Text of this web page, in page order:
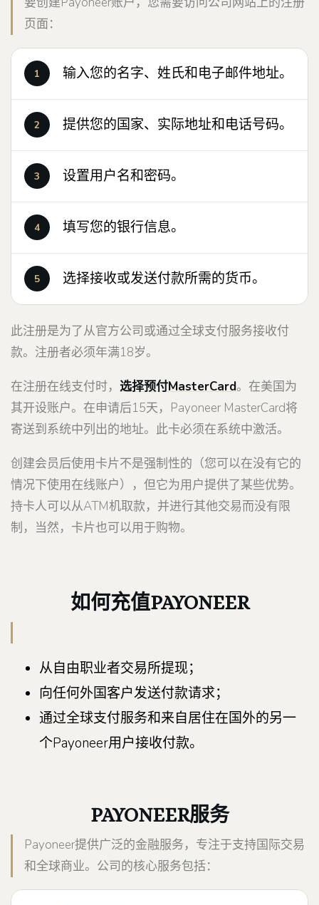
页面：
输入您的名字、姓氏和电子邮件地址。
提供您的国家、实际地址和电话号码。
设置用户名和密码。
填写您的银行信息。
选择接收或发送付款所需的货币。
此注册是为了从官方公司或通过全球支付服务接收付
款。注册者必须年满18岁。
在注册在线支付时， 选择预付MasterCard。在美国为
其开设账户。在申请后15天，Payoneer MasterCard将
寄送到系统中列出的地址。此卡必须在系统中激活。
创建会员后使用卡片不是强制性的（您可以在没有它的
情况下使用在线账户），但它为用户提供了某些优势。
持卡人可以从ATM机取款，并进行其他交易而没有限
制，当然，卡片也可以用于购物。
如何充值PAYONEER
从自由职业者交易所提现；
向任何外国客户发送付款请求；
通过全球支付服务和来自居住在国外的另一
个Payoneer用户接收付款。
PAYONEER服务
Payoneer提供广泛的金融服务，专注于支持国际交易
和全球商业。公司的核心服务包括：